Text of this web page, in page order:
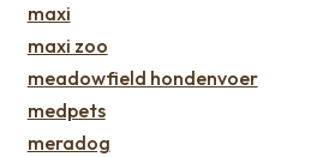
maxi
maxi zoo
meadowfield hondenvoer
medpets
meradog